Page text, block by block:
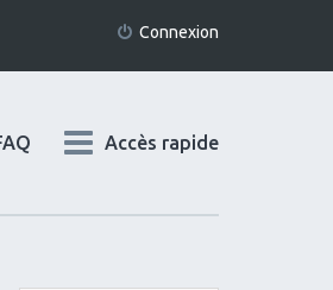
Connexion
Accès rapide